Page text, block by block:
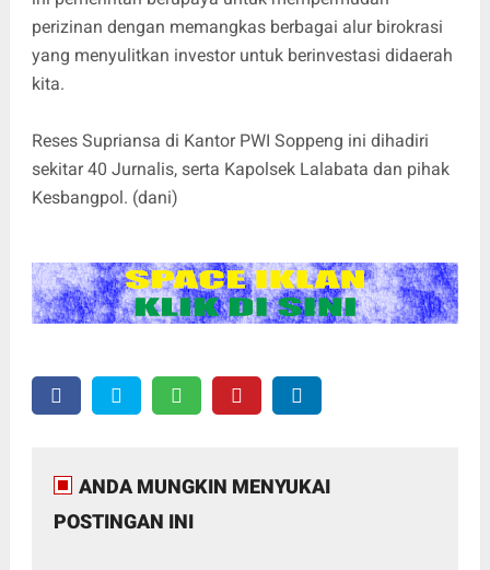
perizinan dengan memangkas berbagai alur birokrasi
yang menyulitkan investor untuk berinvestasi didaerah
kita.
Reses Supriansa di Kantor PWI Soppeng ini dihadiri
sekitar 40 Jurnalis, serta Kapolsek Lalabata dan pihak
Kesbangpol. (dani)
ANDA MUNGKIN MENYUKAI
POSTINGAN INI